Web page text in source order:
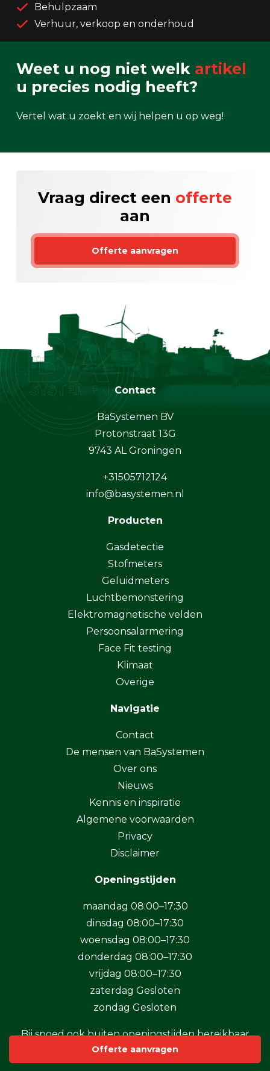
Offerte aanvragen
Behulpzaam
Verhuur, verkoop en onderhoud
Weet u nog niet welk artikel
u precies nodig heeft?
Vertel wat u zoekt en wij helpen u op weg!
Vraag direct een offerte
aan
Offerte aanvragen
Contact
BaSystemen BV
Protonstraat 13G
9743 AL Groningen
+31505712124
info@basystemen.nl
Producten
Gasdetectie
Stofmeters
Geluidmeters
Luchtbemonstering
Elektromagnetische velden
Persoonsalarmering
Face Fit testing
Klimaat
Overige
Navigatie
Contact
De mensen van BaSystemen
Over ons
Nieuws
Kennis en inspiratie
Algemene voorwaarden
Privacy
Disclaimer
Openingstijden
maandag 08:00–17:30
dinsdag 08:00–17:30
woensdag 08:00–17:30
donderdag 08:00–17:30
vrijdag 08:00–17:30
zaterdag Gesloten
zondag Gesloten
Bij spoed ook buiten openingstijden bereikbaar
op+31 (0)50-5712124